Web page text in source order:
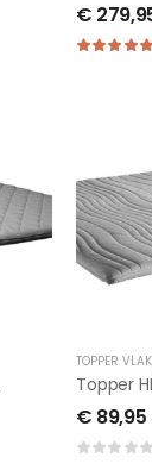
€
TOPPER VLAK
€ 89,95